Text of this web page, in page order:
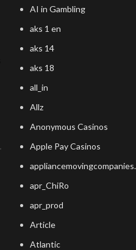
AI in Gambling
aks 1 en
aks 14
aks 18
all_in
Allz
Anonymous Casinos
Apple Pay Casinos
apr_ChiRo
apr_prod
Article
Atlantic